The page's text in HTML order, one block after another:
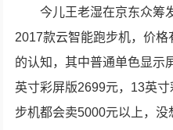
今儿王老湿在京东众筹
2017款云智能跑步机，价
的认知，其中普通单色显示
英寸彩屏版2699元，13英
步机都会卖5000元以上，